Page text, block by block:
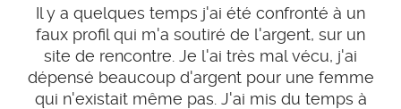
Il y a quelques temps j'ai été confronté à un
faux profil qui m'a soutiré de l'argent, sur un
site de rencontre. Je l'ai très mal vécu, j'ai
dépensé beaucoup d'argent pour une femme
qui n'existait même pas. J'ai mis du temps à